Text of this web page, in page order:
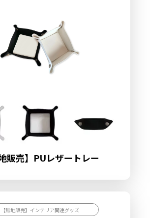
地販売】PUレザートレー
【無地販売】インテリア関連グッズ